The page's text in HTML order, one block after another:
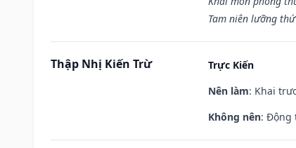
Tam niên lưỡng
Thập Nhị Kiến Trừ
Trực Kiến
Nên làm: Khai
Không nên: Động